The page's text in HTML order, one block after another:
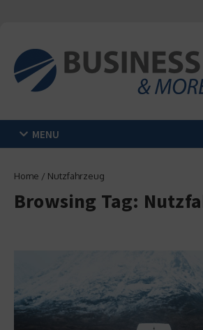
MENU
Home / Nutzfahrzeug
Browsing Tag: